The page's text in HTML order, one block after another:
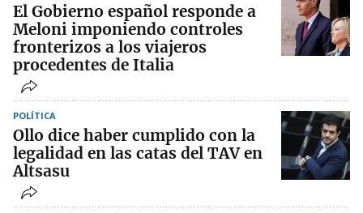
El Gobierno español responde a
Meloni imponiendo controles
fronterizos a los viajeros
procedentes de Italia
POLÍTICA
Ollo dice haber cumplido con la
legalidad en las catas del TAV en
Altsasu